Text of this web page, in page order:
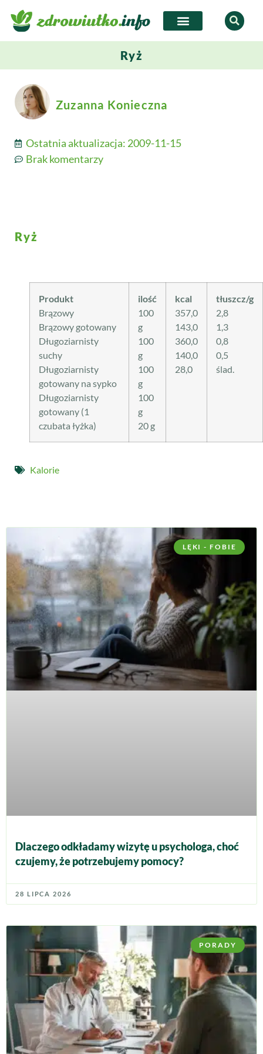
Ryż
Zuzanna Konieczna
Ostatnia aktualizacja: 2009-11-15
Brak komentarzy
Ryż
Produkt
Brązowy
Brązowy gotowany
Długoziarnisty
suchy
Długoziarnisty
gotowany na sypko
Długoziarnisty
gotowany (1
czubata łyżka)
ilość
100
g
100
g
100
g
100
g
20 g
kcal
357,0
143,0
360,0
140,0
28,0
tłuszcz/g
2,8
1,3
0,8
0,5
ślad.
Kalorie
LĘKI - FOBIE
Dlaczego odkładamy wizytę u psychologa, choć
czujemy, że potrzebujemy pomocy?
28 LIPCA 2026
PORADY